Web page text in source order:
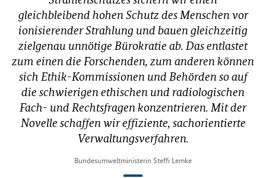
gleichbleibend hohen Schutz des Menschen vor
ionisierender Strahlung und bauen gleichzeitig
zielgenau unnötige Bürokratie ab. Das entlastet
zum einen die Forschenden, zum anderen können
sich Ethik-Kommissionen und Behörden so auf
die schwierigen ethischen und radiologischen
Fach- und Rechtsfragen konzentrieren. Mit der
Novelle schaffen wir effiziente, sachorientierte
Verwaltungsverfahren.
Bundesumweltministerin Steffi Lemke